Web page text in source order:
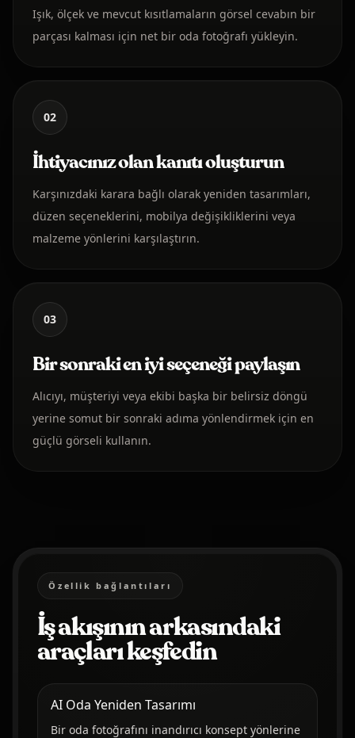
Işık, ölçek ve mevcut kısıtlamaların görsel cevabın bir
parçası kalması için net bir oda fotoğrafı yükleyin.
02
İhtiyacınız olan kanıtı oluşturun
Karşınızdaki karara bağlı olarak yeniden tasarımları,
düzen seçeneklerini, mobilya değişikliklerini veya
malzeme yönlerini karşılaştırın.
03
Bir sonraki en iyi seçeneği paylaşın
Alıcıyı, müşteriyi veya ekibi başka bir belirsiz döngü
yerine somut bir sonraki adıma yönlendirmek için en
güçlü görseli kullanın.
Özellik bağlantıları
İş akışının arkasındaki
araçları keşfedin
AI Oda Yeniden Tasarımı
Bir oda fotoğrafını inandırıcı konsept yönlerine